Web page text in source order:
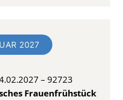
2027
– 92723
Frauenfrühstück